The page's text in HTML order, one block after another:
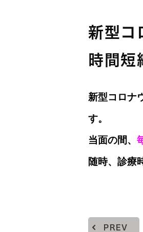
新型コ
時間短
新型コロナ
す。
当面の間、
随時、診療
PREV